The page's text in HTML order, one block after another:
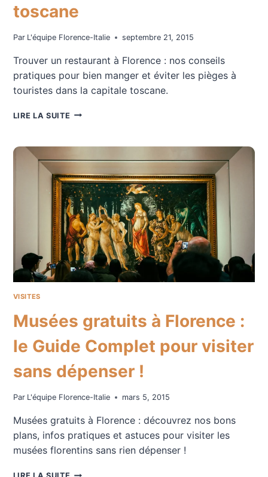
toscane
Par L'équipe Florence-Italie septembre 21, 2015
Trouver un restaurant à Florence : nos conseils
pratiques pour bien manger et éviter les pièges à
touristes dans la capitale toscane.
LIRE LA SUITE TROUVER
À
FLORENCE
:
L’ART
DE
BIEN
MANGER
DANS
LA
CAPITALE
TOSCANE
VISITES
Musées gratuits à Florence :
le Guide Complet pour visiter
sans dépenser !
Par L'équipe Florence-Italie mars 5, 2015
Musées gratuits à Florence : découvrez nos bons
plans, infos pratiques et astuces pour visiter les
musées florentins sans rien dépenser !
MUSÉES